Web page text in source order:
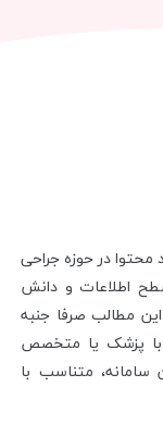
محتوا در حوزه جراحی
اطلاعات و دانش
مطالب صرفا جنبه
با پزشک یا متخصص
متناسب با